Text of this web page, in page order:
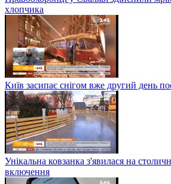
хлопчика
Київ засипає снігом вже другий день
Унікальна ковзанка з'явилася на
включення